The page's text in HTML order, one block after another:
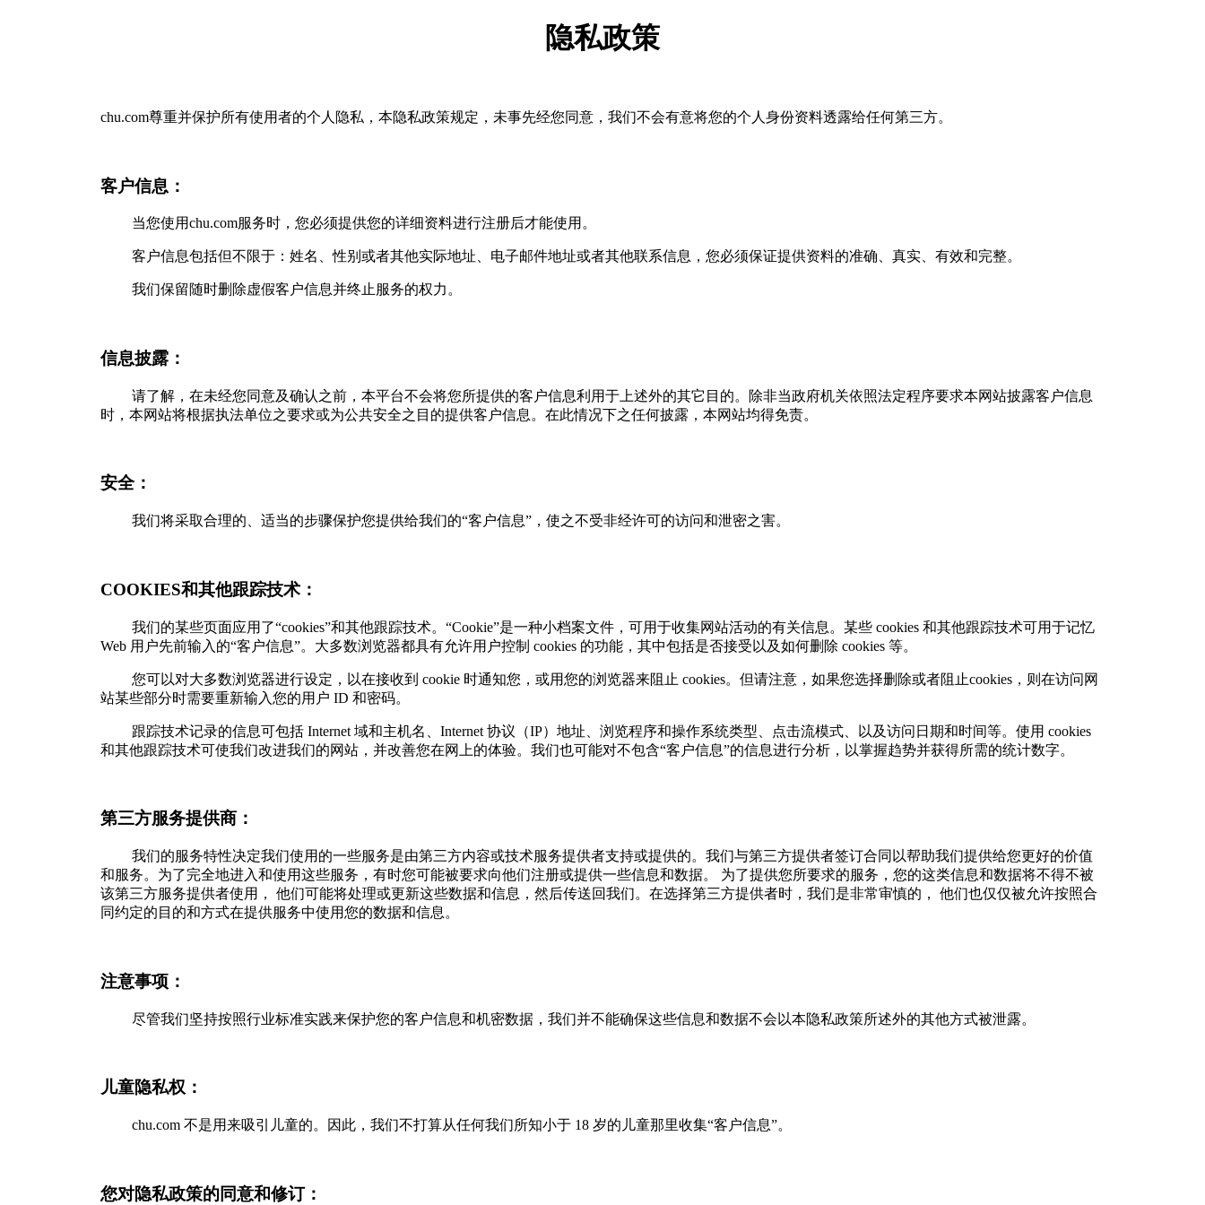
隐私政策
chu.com尊重并保护所有使用者的个人隐私，本隐私政策规定，未事先经您同意，我们不会有意将您的个人身份资料透露给任何第三方。
客户信息：
当您使用chu.com服务时，您必须提供您的详细资料进行注册后才能使用。
客户信息包括但不限于：姓名、性别或者其他实际地址、电子邮件地址或者其他联系信息，您必须保证提供资料的准确、真实、有效和完整。
我们保留随时删除虚假客户信息并终止服务的权力。
信息披露：
请了解，在未经您同意及确认之前，本平台不会将您所提供的客户信息利用于上述外的其它目的。除非当政府机关依照法定程序要求本网站披露客户信息
时，本网站将根据执法单位之要求或为公共安全之目的提供客户信息。在此情况下之任何披露，本网站均得免责。
安全：
我们将采取合理的、适当的步骤保护您提供给我们的“客户信息”，使之不受非经许可的访问和泄密之害。
COOKIES和其他跟踪技术：
我们的某些页面应用了“cookies”和其他跟踪技术。“Cookie”是一种小档案文件，可用于收集网站活动的有关信息。某些 cookies 和其他跟踪技术可用于记忆
Web 用户先前输入的“客户信息”。大多数浏览器都具有允许用户控制 cookies 的功能，其中包括是否接受以及如何删除 cookies 等。
您可以对大多数浏览器进行设定，以在接收到 cookie 时通知您，或用您的浏览器来阻止 cookies。但请注意，如果您选择删除或者阻止cookies，则在访问网
站某些部分时需要重新输入您的用户 ID 和密码。
跟踪技术记录的信息可包括 Internet 域和主机名、Internet 协议（IP）地址、浏览程序和操作系统类型、点击流模式、以及访问日期和时间等。使用 cookies
和其他跟踪技术可使我们改进我们的网站，并改善您在网上的体验。我们也可能对不包含“客户信息”的信息进行分析，以掌握趋势并获得所需的统计数字。
第三方服务提供商：
我们的服务特性决定我们使用的一些服务是由第三方内容或技术服务提供者支持或提供的。我们与第三方提供者签订合同以帮助我们提供给您更好的价值
和服务。为了完全地进入和使用这些服务，有时您可能被要求向他们注册或提供一些信息和数据。 为了提供您所要求的服务，您的这类信息和数据将不得不被
该第三方服务提供者使用， 他们可能将处理或更新这些数据和信息，然后传送回我们。在选择第三方提供者时，我们是非常审慎的， 他们也仅仅被允许按照合
同约定的目的和方式在提供服务中使用您的数据和信息。
注意事项：
尽管我们坚持按照行业标准实践来保护您的客户信息和机密数据，我们并不能确保这些信息和数据不会以本隐私政策所述外的其他方式被泄露。
儿童隐私权：
chu.com 不是用来吸引儿童的。因此，我们不打算从任何我们所知小于 18 岁的儿童那里收集“客户信息”。
您对隐私政策的同意和修订：